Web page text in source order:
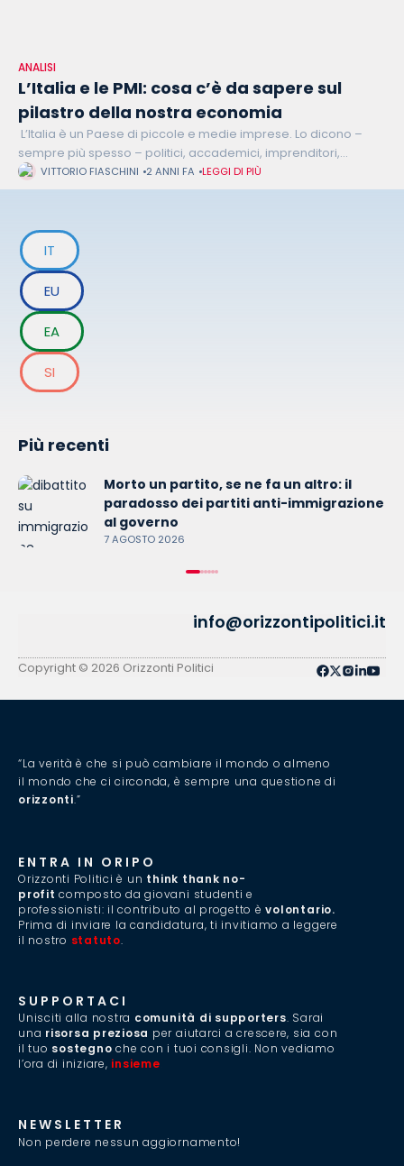
ANALISI
L’Italia e le PMI: cosa c’è da sapere sul
pilastro della nostra economia
L’Italia è un Paese di piccole e medie imprese. Lo dicono –
sempre più spesso – politici, accademici, imprenditori,
associazioni di categoria, media; lo dicono, soprattutto, i dati,
fondamentali per
VITTORIO FIASCHINI 2 ANNI FA LEGGI DI PIÙ
IT
EU
EA
SI
Più recenti
Morto un partito, se ne fa un altro: il
paradosso dei partiti anti-immigrazione
al governo
7 AGOSTO 2026
info@orizzontipolitici.it
Copyright © 2026 Orizzonti Politici
“La verità è che si può cambiare il mondo o almeno
il mondo che ci circonda, è sempre una questione di
orizzonti.”
ENTRA IN ORIPO
Orizzonti Politici è un think thank no-
profit composto da giovani studenti e
professionisti: il contributo al progetto èvolontario.
Prima di inviare la candidatura, ti invitiamo a leggere
il nostro statuto.
SUPPORTACI
Unisciti alla nostra comunità di supporters. Sarai
una risorsa preziosa per aiutarci a crescere, sia con
il tuo sostegno che con i tuoi consigli. Non vediamo
l’ora di iniziare, insieme
NEWSLETTER
Non perdere nessun aggiornamento!